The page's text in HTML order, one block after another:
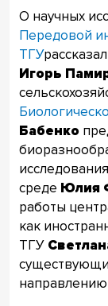
О научных
Передовой
ТГУ
Игорь
Бабенко
среде Юлия
работы
как
ТГУ
направлению